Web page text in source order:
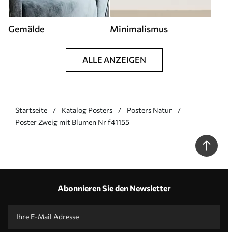
Gemälde Minimalismus
ALLE ANZEIGEN
Startseite Katalog Posters
Posters Natur
Poster Zweig mit Blumen Nr f41155
Abonnieren Sie den Newsletter